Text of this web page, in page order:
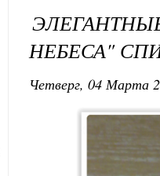
НЕБЕСА"
Четверг, 04 Марта